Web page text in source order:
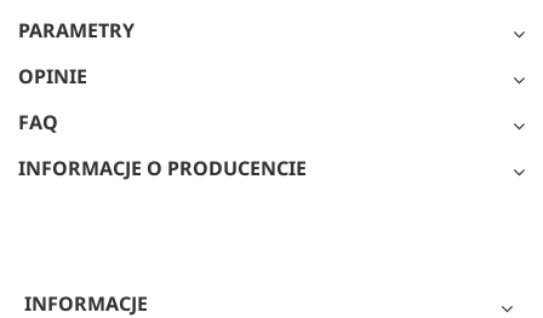
PARAMETRY
OPINIE
FAQ
INFORMACJE O PRODUCENCIE
INFORMACJE